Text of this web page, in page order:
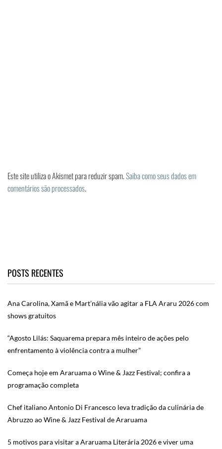
Este site utiliza o Akismet para reduzir spam.Saiba como seus dados em
comentários são processados.
POSTS RECENTES
Ana Carolina, Xamã e Mart’nália vão agitar a FLA Araru 2026 com
shows gratuitos
“Agosto Lilás: Saquarema prepara mês inteiro de ações pelo
enfrentamento à violência contra a mulher”
Começa hoje em Araruama o Wine & Jazz Festival; confira a
programação completa
Chef italiano Antonio Di Francesco leva tradição da culinária de
Abruzzo ao Wine & Jazz Festival de Araruama
5 motivos para visitar a Araruama Literária 2026 e viver uma